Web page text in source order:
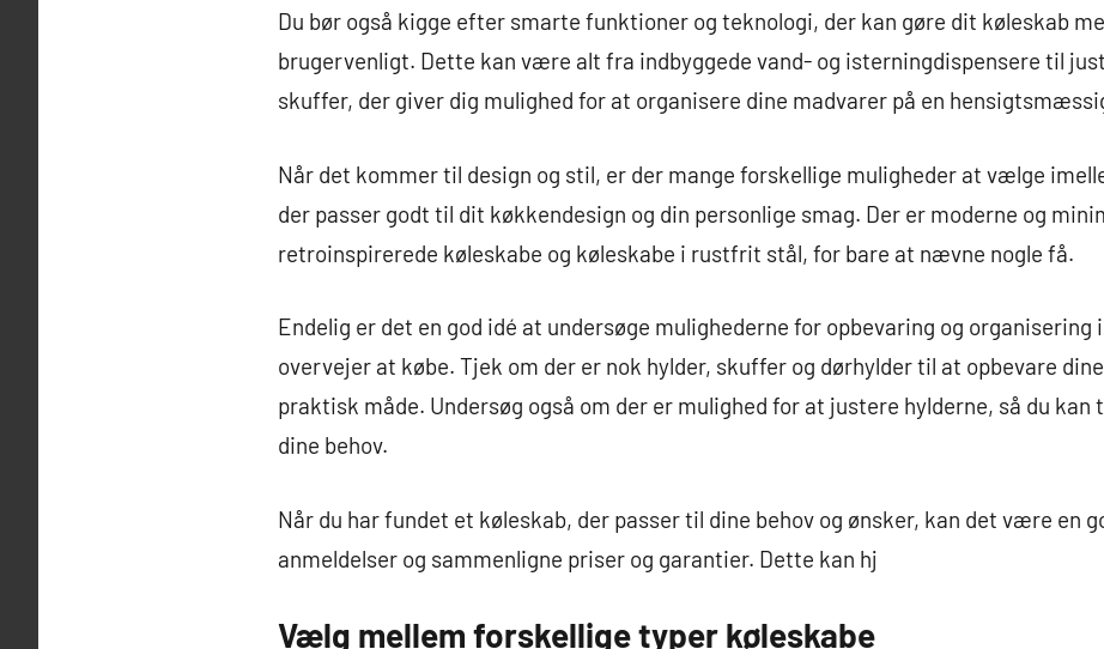
Du bør også kigge efter smarte funktioner og teknologi, der kan gøre dit køleskab
brugervenligt. Dette kan være alt fra indbyggede vand- og isterningdispensere til
skuffer, der giver dig mulighed for at organisere dine madvarer på en
Når det kommer til design og stil, er der mange forskellige muligheder at vælge
der passer godt til dit køkkendesign og din personlige smag. Der er moderne og
retroinspirerede køleskabe og køleskabe i rustfrit stål, for bare at nævne nogle få.
Endelig er det en god idé at undersøge mulighederne for opbevaring og organisering
overvejer at købe. Tjek om der er nok hylder, skuffer og dørhylder til at opbevare
praktisk måde. Undersøg også om der er mulighed for at justere hylderne, så du
dine behov.
Når du har fundet et køleskab, der passer til dine behov og ønsker, kan det være en
anmeldelser og sammenligne priser og garantier. Dette kan hj
Vælg mellem forskellige typer køleskabe